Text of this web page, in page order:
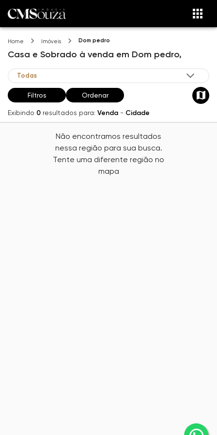
Home Imóveis Dom pedro
Casa e Sobrado à venda em Dom pedro,
Filtros Ordenar
Exibindo 0 resultados para: Venda - Cidade
Não encontramos resultados
nessa região para sua busca.
Tente uma diferente região no
mapa